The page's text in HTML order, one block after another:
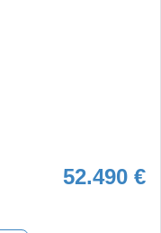
52.490 €